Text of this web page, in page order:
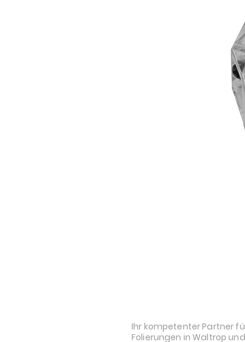
Ihr kompetenter Partner
Folierungen in Waltrop